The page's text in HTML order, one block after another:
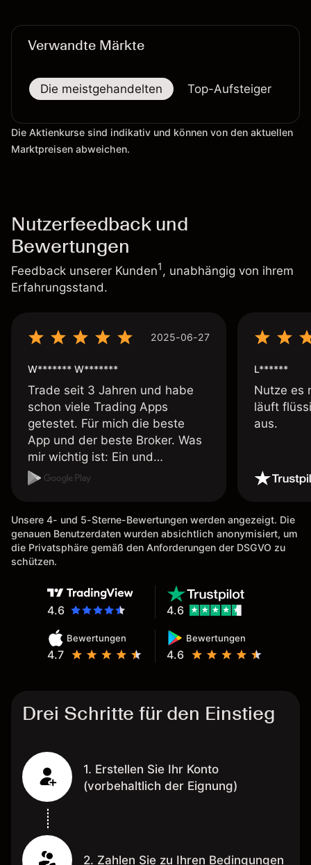
Verwandte Märkte
Die meistgehandelten Top-Aufsteiger
Die Aktienkurse sind indikativ und können von den aktuellen
Marktpreisen abweichen.
Nutzerfeedback und
Bewertungen
Feedback unserer Kunden1, unabhängig von ihrem
Erfahrungsstand.
2025-06-27
W******* W*******
Trade seit 3 Jahren und habe
schon viele Trading Apps
getestet. Für mich die beste
App und der beste Broker. Was
mir wichtig ist: Ein und
Auszahlungen per Kreditkarte
möglich. Berichte, Auszüge OK.
Eine Diagrammfunktion wie es
bei Naga ist wäre
L******
Nutze es
läuft
aus.
Unsere 4- und 5-Sterne-Bewertungen werden angezeigt. Die
genauen Benutzerdaten wurden absichtlich anonymisiert, um
die Privatsphäre gemäß den Anforderungen der DSGVO zu
schützen.
4.6
Bewertungen
4.7
Bewertungen
4.6
4.6
Drei Schritte für den Einstieg
1. Erstellen Sie Ihr Konto
(vorbehaltlich der Eignung)
2. Zahlen Sie zu Ihren Bedingungen